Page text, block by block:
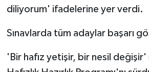
diliyorum' ifadelerine yer verdi.
Sınavlarda tüm adaylar başarı
'Bir hafız yetişir, bir nesil